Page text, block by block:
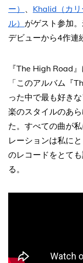
ー）
Khalid（カリ
ル） がゲスト参加
デビューから4作連
『The High Road
「このアルバム『
った中で最も好き
楽のスタイルのあ
た。すべての曲が
レーションは私に
のレコードをとて
る。